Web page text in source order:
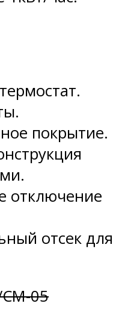
покрытие.
отключение
отсек для
05